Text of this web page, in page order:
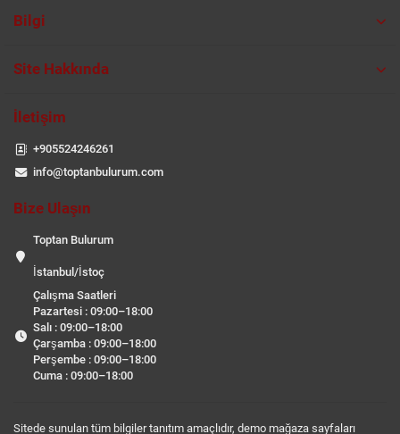
Bilgi
Site Hakkında
İletişim
+905524246261
info@toptanbulurum.com
Bize Ulaşın
Toptan Bulurum
İstanbul/İstoç
Çalışma Saatleri
Pazartesi : 09:00–18:00
Salı : 09:00–18:00
Çarşamba : 09:00–18:00
Perşembe : 09:00–18:00
Cuma : 09:00–18:00
Sitede sunulan tüm bilgiler tanıtım amaçlıdır, demo mağaza sayfaları